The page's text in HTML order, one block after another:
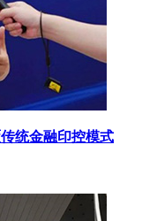
统金融印控模式